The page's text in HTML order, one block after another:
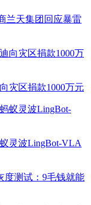
兰天集团回应暴雷
灾区捐款1000万元
灵波LingBot-VLA